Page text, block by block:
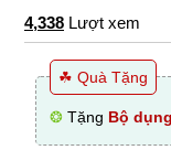
4,338 Lượt xem
☘ Quà Tặng
❂ Tặng Bộ